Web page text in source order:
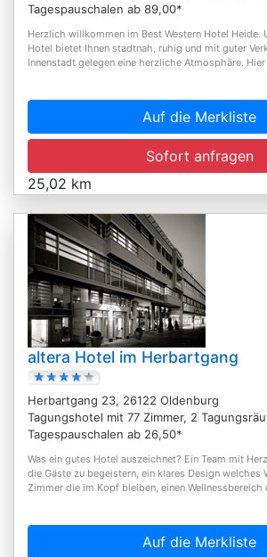
Tagespauschalen ab 89,00*
Herzlich willkommen im Best Western Hotel Heide.
Hotel bietet Ihnen stadtnah, ruhig und mit guter
Innenstadt gelegen eine herzliche Atmosphäre.
Auf die Merkliste
Sofort anfragen
25,02 km
altera Hotel im Herbartgang
Herbartgang 23, 26122 Oldenburg
Tagungshotel mit 77 Zimmer, 2
Tagespauschalen ab 26,50*
Was ein gutes Hotel auszeichnet? Ein Team mit
die Gäste zu begeistern, ein klares Design welches
Zimmer die im Kopf bleiben, einen Wellnessbereich
Auf die Merkliste